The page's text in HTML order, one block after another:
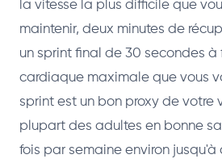
la vitesse la plus difficile que
maintenir, deux minutes de
un sprint final de 30 secondes à
cardiaque maximale que vous
sprint est un bon proxy de votre
plupart des adultes en bonne
fois par semaine environ jusqu'à